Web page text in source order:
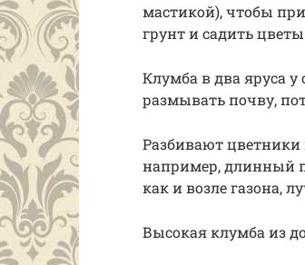
мастикой), чтобы
грунт и садить
Клумба в два яруса
размывать почву,
Разбивают цветники
например, длинный
как и возле газона,
Высокая клумба из